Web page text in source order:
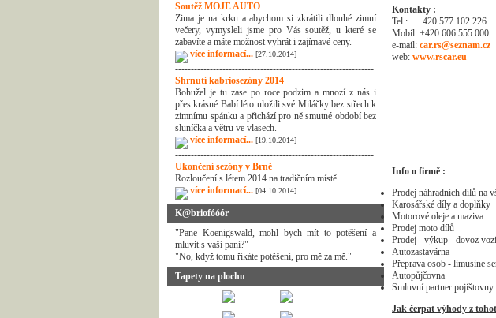
Soutěž MOJE AUTO
Zima je na krku a abychom si zkrátili dlouhé zimní
večery, vymysleli jsme pro Vás soutěž, u které se
zabavíte a máte možnost vyhrát i zajímavé ceny.
více informací... [27.10.2014]
---------------------------------------------------------------
Shrnutí kabriosezóny 2014
Bohužel je tu zase po roce podzim a mnozí z nás i
přes krásné Babí léto uložili své Miláčky bez střech k
zimnímu spánku a přichází pro ně smutné období bez
sluníčka a větru ve vlasech.
více informací... [19.10.2014]
---------------------------------------------------------------
Ukončení sezóny v Brně
Rozloučení s létem 2014 na tradičním místě.
více informací... [04.10.2014]
K@briofóóór
"Pane Koenigswald, mohl bych mít to potěšení a
mluvit s vaší paní?"
"No, když tomu říkáte potěšení, pro mě za mě."
Tapety na plochu
Kontakty :
Tel.:
+420 577 102 226
Mobil: +420 606 555 000
e-mail: car.rs@seznam.cz
web: www.rscar.eu
Info o firmě :
Prodej náhradních dílů na
Karosářské díly a doplňky
Motorové oleje a maziva
Prodej moto dílů
Prodej - výkup - dovoz
Autozastavárna
Přeprava osob - limusine
Autopůjčovna
Smluvní partner pojištovny
Jak čerpat výhody z